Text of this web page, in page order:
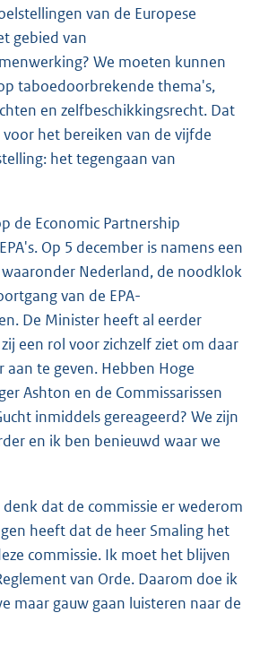
van de Europese
gebied van
We moeten kunnen
taboedoorbrekende thema's,
en zelfbeschikkingsrecht. Dat
voor het bereiken van de vijfde
het tegengaan van
de Economic Partnership
Op 5 december is namens een
Nederland, de noodklok
van de EPA-
De Minister heeft al eerder
een rol voor zichzelf ziet om daar
aan te geven. Hebben Hoge
Ashton en de Commissarissen
inmiddels gereageerd? We zijn
en ik ben benieuwd waar we
denk dat de commissie er wederom
heeft dat de heer Smaling het
commissie. Ik moet het blijven
van Orde. Daarom doe ik
maar gauw gaan luisteren naar de